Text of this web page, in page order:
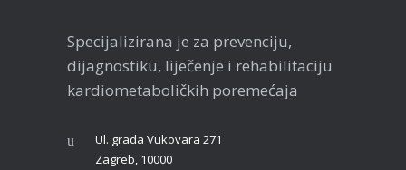
Specijalizirana je za prevenciju,
dijagnostiku, liječenje i rehabilitaciju
kardiometaboličkih poremećaja
Ul. grada Vukovara 271
Zagreb, 10000